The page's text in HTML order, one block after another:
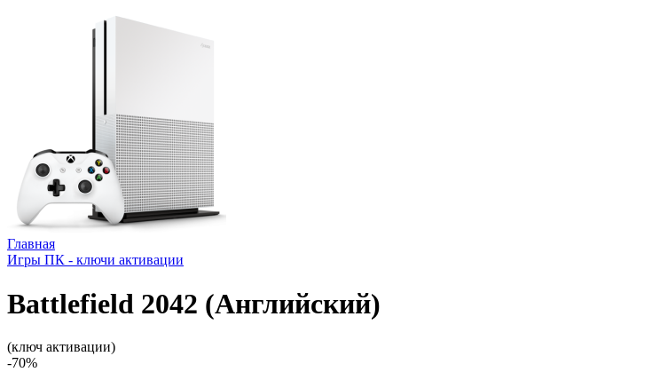
Главная
Игры ПК - ключи активации
Battlefield 2042 (Английский)
(ключ активации)
-70%